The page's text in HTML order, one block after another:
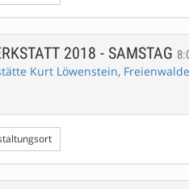
2018 - SAMSTAG
Kurt Löwenstein,